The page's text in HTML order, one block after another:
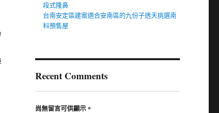
段式隆鼻
台南安定區建案適合安南區的九份子透天挑選南
科預售屋
Recent Comments
尚無留言可供顯示。